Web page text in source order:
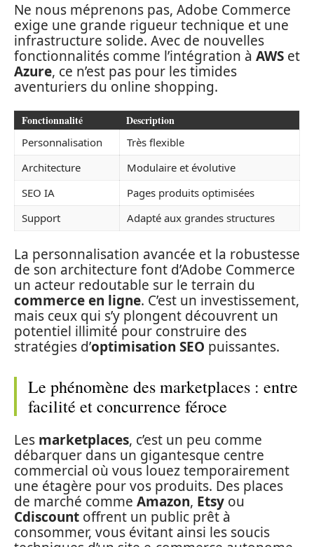
Ne nous méprenons pas, Adobe Commerce
exige une grande rigueur technique et une
infrastructure solide. Avec de nouvelles
fonctionnalités comme l’intégration à AWS et
Azure, ce n’est pas pour les timides
aventuriers du online shopping.
Fonctionnalité Description
Personnalisation
Très flexible
Architecture
Modulaire et évolutive
SEO IA
Pages produits optimisées
Support
Adapté aux grandes structures
La personnalisation avancée et la robustesse
de son architecture font d’Adobe Commerce
un acteur redoutable sur le terrain du
commerce en ligne. C’est un investissement,
mais ceux qui s’y plongent découvrent un
potentiel illimité pour construire des
stratégies d’optimisation SEO puissantes.
Le phénomène des marketplaces : entre
facilité et concurrence féroce
Les marketplaces, c’est un peu comme
débarquer dans un gigantesque centre
commercial où vous louez temporairement
une étagère pour vos produits. Des places
de marché comme Amazon, Etsy ou
Cdiscount offrent un public prêt à
consommer, vous évitant ainsi les soucis